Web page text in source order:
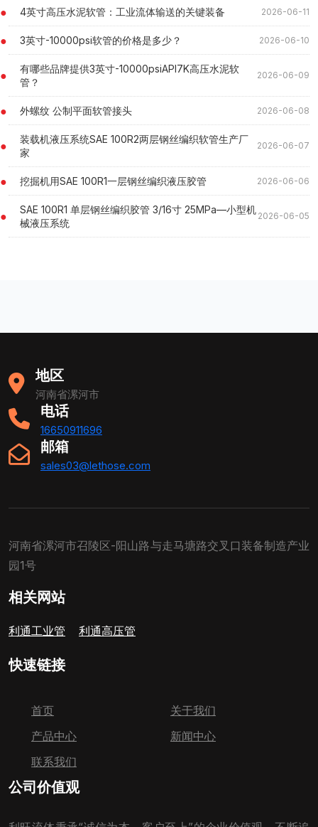
4英寸高压水泥软管：工业流体输送的关键装备 2026-06-11
3英寸-10000psi软管的价格是多少？ 2026-06-10
有哪些品牌提供3英寸-10000psiAPI7K高压水泥软
管？
2026-06-09
外螺纹 公制平⾯软管接头 2026-06-08
装载机液压系统SAE 100R2两层钢丝编织软管生产厂
家
2026-06-07
挖掘机用SAE 100R1一层钢丝编织液压胶管 2026-06-06
SAE 100R1 单层钢丝编织胶管 3/16寸 25MPa—小型机
械液压系统
2026-06-05
地区
河南省漯河市
电话
16650911696
邮箱
sales03@lethose.com
河南省漯河市召陵区-阳山路与走马塘路交叉口装备制造产业
园1号
相关网站
利通工业管 利通高压管
快速链接
首页
关于我们
产品中心
新闻中心
联系我们
公司价值观